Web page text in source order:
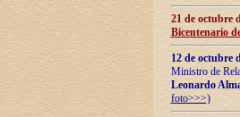
21 de octubre
Bicentenario
12 de octubre
Ministro de
Leonardo
foto>>>)